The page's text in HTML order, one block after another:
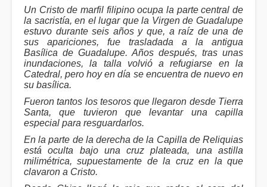
Un Cristo de marfil filipino ocupa la parte central de
la sacristía, en el lugar que la Virgen de Guadalupe
estuvo durante seis años y que, a raíz de una de
sus apariciones, fue trasladada a la antigua
Basílica de Guadalupe. Años después, tras unas
inundaciones, la talla volvió a refugiarse en la
Catedral, pero hoy en día se encuentra de nuevo en
su basílica.
Fueron tantos los tesoros que llegaron desde Tierra
Santa, que tuvieron que levantar una capilla
especial para resguardarlos.
En la parte de la derecha de la Capilla de Reliquias
está oculta bajo una cruz plateada, una astilla
milimétrica, supuestamente de la cruz en la que
clavaron a Cristo.